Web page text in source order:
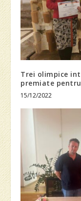
Trei olimpice
premiate
15/12/2022